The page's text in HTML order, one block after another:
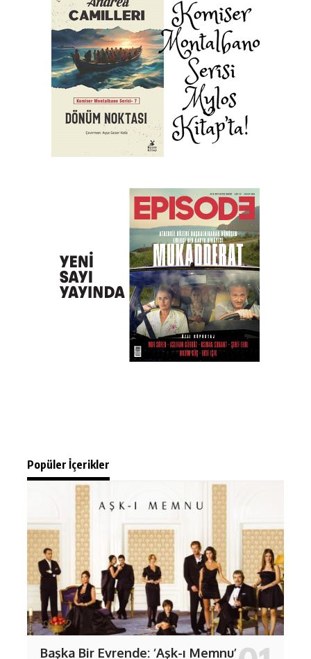
Popüler İçerikler
Başka Bir Evrende: ‘Aşk-ı Memnu’